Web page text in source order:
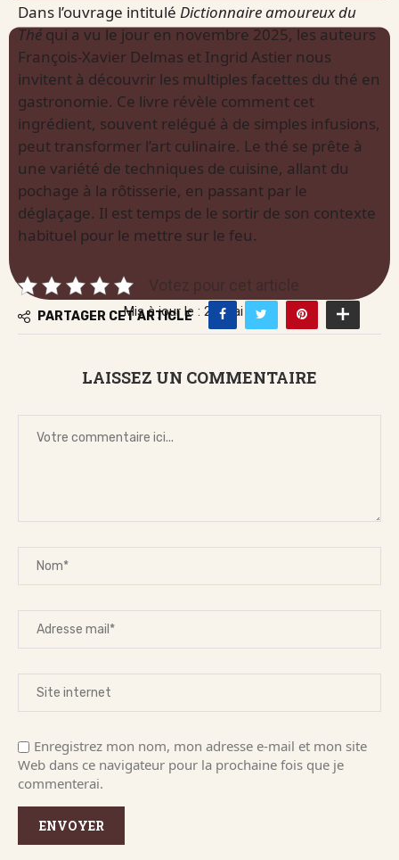
Mis à jour le : 22 mai 2026
Dans l’ouvrage intitulé Dictionnaire amoureux du
Théqui a vu le jour en novembre 2025, les auteurs
François-Xavier Delmas et Ingrid Astier nous
invitent à découvrir les multiples facettes du thé en
gastronomie. Ce livre révèle comment cet
ingrédient, souvent relégué à de simples infusions,
peut transformer l’art culinaire. Le thé se prête à
une variété de techniques de cuisine, allant du
pochage à la rôtisserie, en passant par le
déglaçage. Il est temps de le sortir de son contexte
habituel pour le mettre sur le feu.
Votez pour cet article
PARTAGER CET ARTICLE
LAISSEZ UN COMMENTAIRE
Enregistrez mon nom, mon adresse e-mail et mon site
Web dans ce navigateur pour la prochaine fois que je
commenterai.